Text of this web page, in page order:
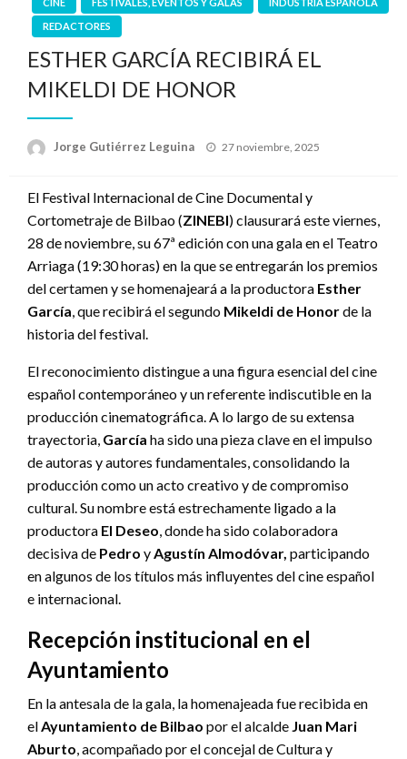
REDACTORES
ESTHER GARCÍA RECIBIRÁ EL
MIKELDI DE HONOR
Jorge Gutiérrez Leguina
Publicado
27 noviembre, 2025
El Festival Internacional de Cine Documental y
Cortometraje de Bilbao (ZINEBI) clausurará este viernes,
28 de noviembre, su 67ª edición con una gala en el Teatro
Arriaga (19:30 horas) en la que se entregarán los premios
del certamen y se homenajeará a la productora Esther
García , que recibirá el segundo Mikeldi de Honorde la
historia del festival.
El reconocimiento distingue a una figura esencial del cine
español contemporáneo y un referente indiscutible en la
producción cinematográfica. A lo largo de su extensa
trayectoria, García ha sido una pieza clave en el impulso
de autoras y autores fundamentales, consolidando la
producción como un acto creativo y de compromiso
cultural. Su nombre está estrechamente ligado a la
productora El Deseo , donde ha sido colaboradora
decisiva de Pedro y Agustín Almodóvar, participando
en algunos de los títulos más influyentes del cine español
e internacional.
Recepción institucional en el
Ayuntamiento
En la antesala de la gala, la homenajeada fue recibida en
el Ayuntamiento de Bilbao por el alcalde Juan Mari
Aburto , acompañado por el concejal de Cultura y